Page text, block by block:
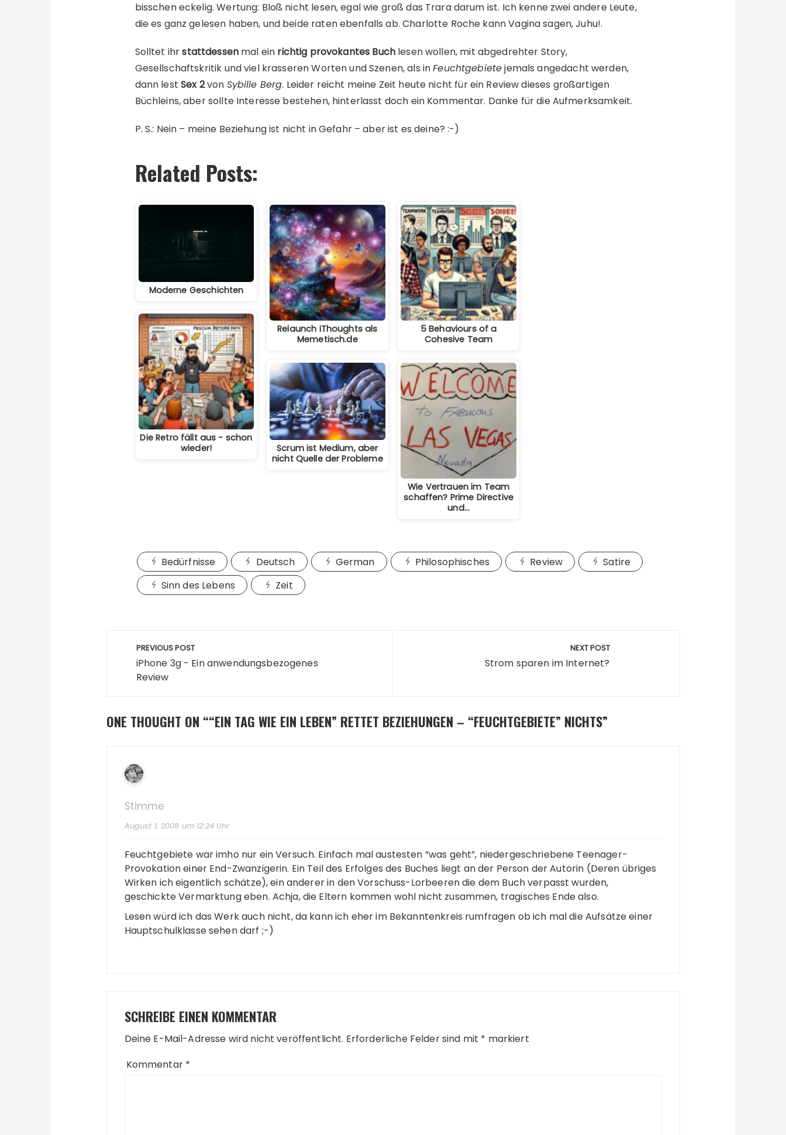
bisschen eckelig. Wertung: Bloß nicht lesen, egal wie groß das Trara darum ist. Ich kenne zwei andere Leute,
die es ganz gelesen haben, und beide raten ebenfalls ab. Charlotte Roche kann Vagina sagen, Juhu!.
Solltet ihrstattdessen mal ein richtig provokantes Buchlesen wollen, mit abgedrehter Story,
Gesellschaftskritik und viel krasseren Worten und Szenen, als inFeuchtgebietejemals angedacht werden,
dann lestSex 2von Sybille Berg. Leider reicht meine Zeit heute nicht für ein Review dieses großartigen
Büchleins, aber sollte Interesse bestehen, hinterlasst doch ein Kommentar. Danke für die Aufmerksamkeit.
P. S.: Nein – meine Beziehung ist nicht in Gefahr – aber ist es deine? :-)
Related Posts:
Moderne Geschichten
Die Retro fällt aus - schon
wieder!
Relaunch iThoughts als
Memetisch.de
Scrum ist Medium, aber
nicht Quelle der Probleme
5 Behaviours of a
Cohesive Team
Wie Vertrauen im Team
schaffen? Prime Directive
und…
Bedürfnisse Deutsch German Philosophisches Review
Satire
Sinn des Lebens
Zeit
Beitragsnavigation
PREVIOUS POST
iPhone 3g - Ein anwendungsbezogenes
Review
NEXT POST
Strom sparen im Internet?
ONE THOUGHT ON ““EIN TAG WIE EIN LEBEN” RETTET BEZIEHUNGEN – “FEUCHTGEBIETE” NICHTS”
Stimme
August 1, 2008 um 12:24 Uhr
Feuchtgebiete war imho nur ein Versuch. Einfach mal austesten “was geht”, niedergeschriebene Teenager-
Provokation einer End-Zwanzigerin. Ein Teil des Erfolges des Buches liegt an der Person der Autorin (Deren übriges
Wirken ich eigentlich schätze), ein anderer in den Vorschuss-Lorbeeren die dem Buch verpasst wurden,
geschickte Vermarktung eben. Achja, die Eltern kommen wohl nicht zusammen, tragisches Ende also.
Lesen würd ich das Werk auch nicht, da kann ich eher im Bekanntenkreis rumfragen ob ich mal die Aufsätze einer
Hauptschulklasse sehen darf ;-)
SCHREIBE EINEN KOMMENTAR
Deine E-Mail-Adresse wird nicht veröffentlicht. Erforderliche Felder sind mit * markiert
Kommentar *